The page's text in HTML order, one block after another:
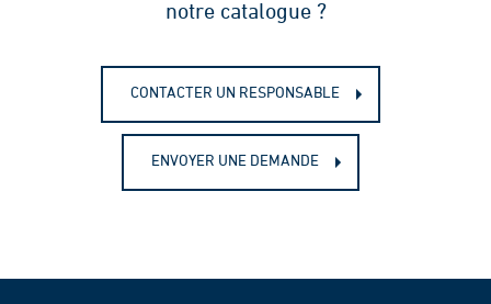
notre catalogue ?
CONTACTER UN RESPONSABLE
ENVOYER UNE DEMANDE